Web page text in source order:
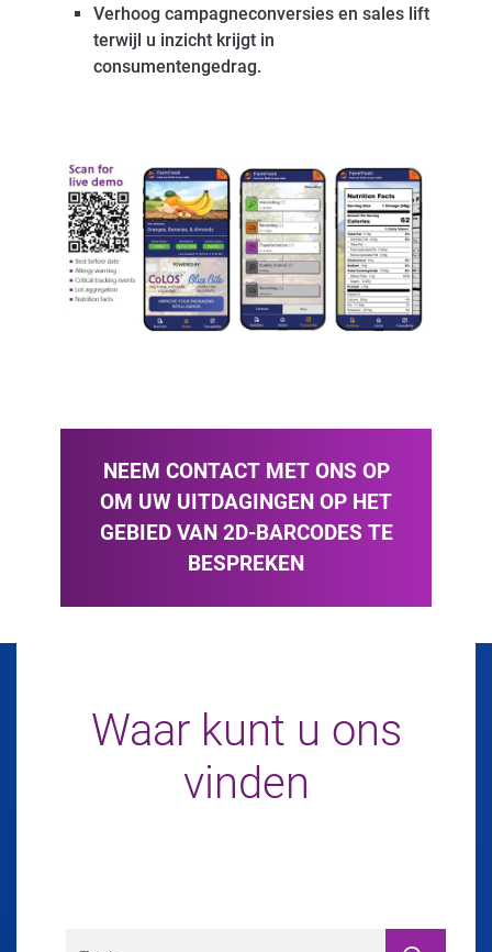
Verhoog campagneconversies en sales lift
terwijl u inzicht krijgt in
consumentengedrag.
NEEM CONTACT MET ONS OP
OM UW UITDAGINGEN OP HET
GEBIED VAN 2D-BARCODES TE
BESPREKEN
Waar kunt u ons
vinden